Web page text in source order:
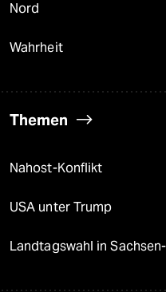
Nord
Wahrheit
Themen
Nahost-Konflikt
USA unter Trump
Landtagswahl in